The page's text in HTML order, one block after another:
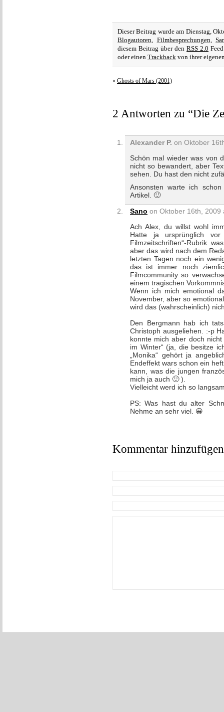
Dieser Beitrag wurde am Dienstag,
Blogautoren, Filmbesprechungen,
diesem Beitrag über den RSS 2.0
oder einen Trackback von ihrer
« Ghosts of Mars (2001)
2 Antworten zu “Die
Alexander P. on Oktober
Schön mal wieder was von
nicht so bewandert, aber
sehen. Du hast den nicht
Ansonsten warte ich
Artikel. 🙂
Sano on Oktober 16th, 2009
Ach Alex, du willst wohl
Hatte ja ursprünglich vor
Filmzeitschriften“-Rubrik
aber das wird nach dem
letzten Tagen noch ein
das ist immer noch
Filmcommunity so
einem tragischen
Wenn ich mich emotional
November, aber so
wird das (wahrscheinlich)
Den Bergmann hab ich
Christoph ausgeliehen. :-p
konnte mich aber doch nicht
im Winter“ (ja, die besitze
„Monika“ gehört ja
Endeffekt wars schon ein
kann, was die jungen
mich ja auch 🙂 ).
Vielleicht werd ich so
PS: Was hast du alter
Nehme an sehr viel. 😀
Kommentar hinzufügen